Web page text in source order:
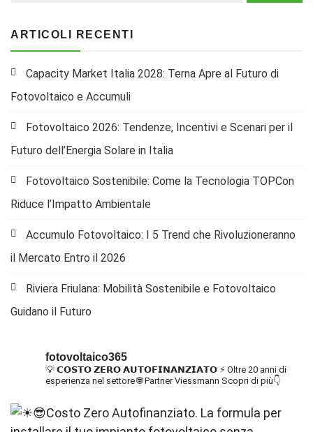
ARTICOLI RECENTI
Capacity Market Italia 2028: Terna Apre al Futuro di
Fotovoltaico e Accumuli
Fotovoltaico 2026: Tendenze, Incentivi e Scenari per il
Futuro dell’Energia Solare in Italia
Fotovoltaico Sostenibile: Come la Tecnologia TOPCon
Riduce l’Impatto Ambientale
Accumulo Fotovoltaico: I 5 Trend che Rivoluzioneranno
il Mercato Entro il 2026
Riviera Friulana: Mobilità Sostenibile e Fotovoltaico
Guidano il Futuro
fotovoltaico365
💡 𝗖𝗢𝗦𝗧𝗢 𝗭𝗘𝗥𝗢 𝗔𝗨𝗧𝗢𝗙𝗜𝗡𝗔𝗡𝗭𝗜𝗔𝗧𝗢 ⚡ Oltre 20 anni di
esperienza nel settore🌐 Partner Viessmann Scopri di più👇